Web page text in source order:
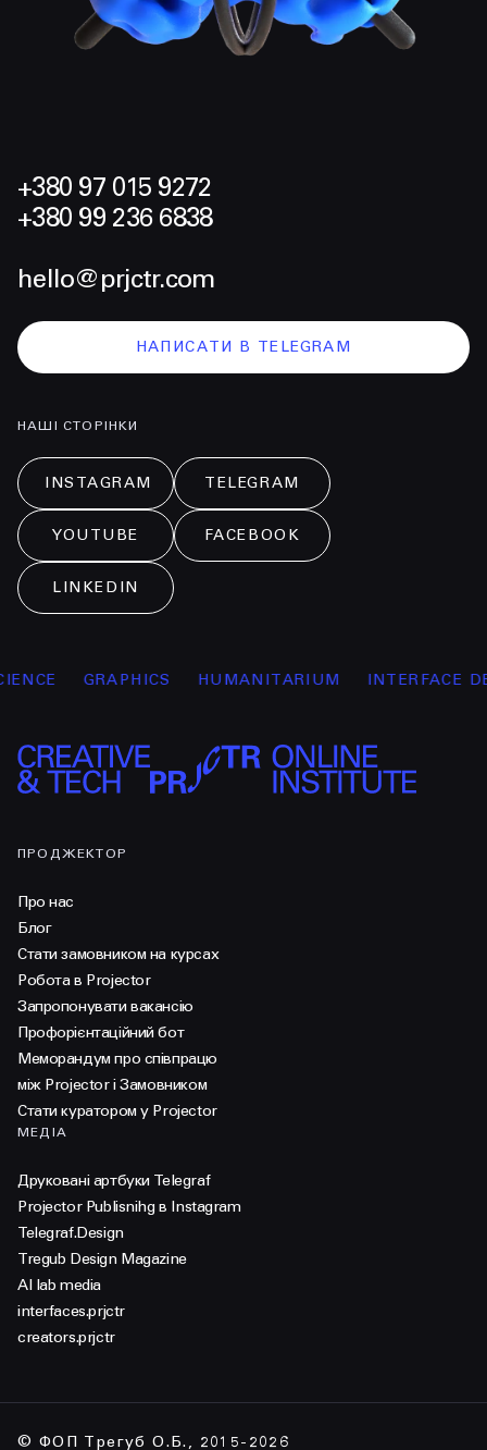
+380 97 015 9272
+380 99 236 6838
hello@prjctr.com
НАПИСАТИ В TELEGRAM
НАШІ СТОРІНКИ
INSTAGRAM TELEGRAM
YOUTUBE FACEBOOK
LINKEDIN
GRAPHICS HUMANITARIUM INTERFACE
ПРОДЖЕКТОР
Про нас
Блог
Стати замовником на курсах
Робота в Projector
Запропонувати вакансію
Профорієнтаційний бот
Меморандум про співпрацю
між Projector і Замовником
Стати куратором у Projector
МЕДІА
Друковані артбуки Telegraf
Projector Publisnihg в Instagram
Telegraf.Design
Tregub Design Magazine
AI lab media
interfaces.prjctr
creators.prjctr
© ФОП Трегуб О.Б., 2015-2026